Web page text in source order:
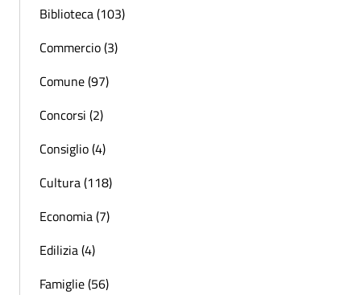
Biblioteca (103)
Commercio (3)
Comune (97)
Concorsi (2)
Consiglio (4)
Cultura (118)
Economia (7)
Edilizia (4)
Famiglie (56)